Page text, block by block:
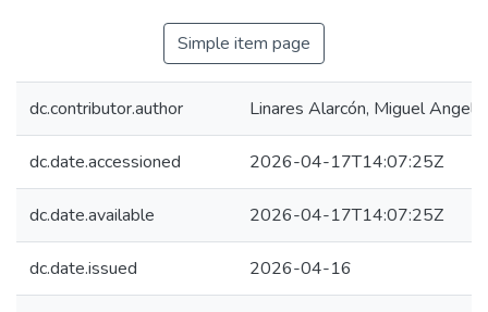
Simple item page
dc.contributor.author Linares Alarcón, Miguel Angel
dc.date.accessioned 2026-04-17T14:07:25Z
dc.date.available 2026-04-17T14:07:25Z
dc.date.issued 2026-04-16